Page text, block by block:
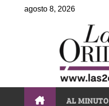
agosto 8, 2026
AL MINUTO